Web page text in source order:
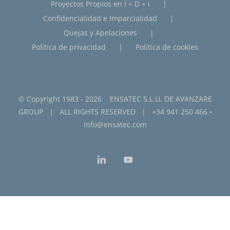
Proyectos Propios en I + D + i
Confidencialidad e Imparcialidad
Quejas y Apelaciones
Política de privacidad
Política de cookies
© Copyright 1983 - 2026 ENSATEC S.L.U. DE AVANZARE
GROUP| ALL RIGHTS RESERVED | +34 941 250 466 •
info@ensatec.com
LinkedInYouTube